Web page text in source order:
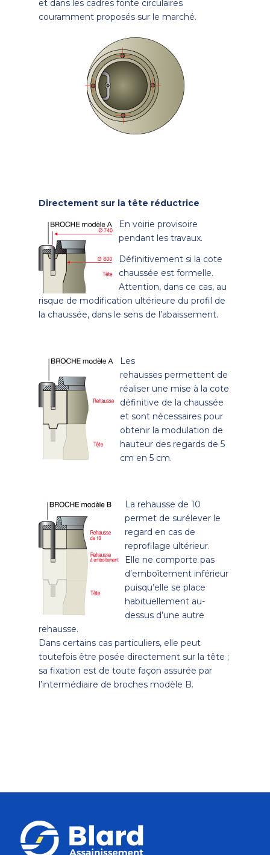
et dans les cadres fonte circulaires
couramment proposés sur le marché.
Directement sur la tête réductrice
En voirie provisoire
pendant les travaux.
Définitivement si la cote
chaussée est formelle.
Attention, dans ce cas, au
risque de modification ultérieure du profil de
la chaussée, dans le sens de l’abaissement.
Les
rehausses permettent de
réaliser une mise à la cote
définitive de la chaussée
et sont néces­saires pour
obtenir la modul­ation de
hauteur des regards de 5
cm en 5 cm.
La rehausse de 10
permet de surélever le
regard en cas de
reprofilage ultérieur.
Elle ne comporte pas
d’emboîtement inférieur
puisqu’elle se place
habituellement au-
dessus d’une autre
rehausse.
Dans certains cas particuliers, elle peut
toutefois être posée directement sur la tête ;
sa fixation est de toute façon assurée par
l’intermédiaire de broches modèle B.